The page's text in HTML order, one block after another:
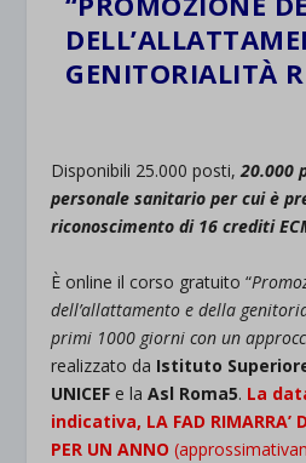
GENITORIALITÀ
Disponibili 25.000 posti,20.000
personale sanitario per cui è
riconoscimento di 16 crediti
È online il corso gratuito “
dell’allattamento e della
primi 1000 giorni con un
realizzato da Istituto
UNICEF e laAsl Roma5. La
indicativa, LA FAD RIMARRA’
PER UN ANNO